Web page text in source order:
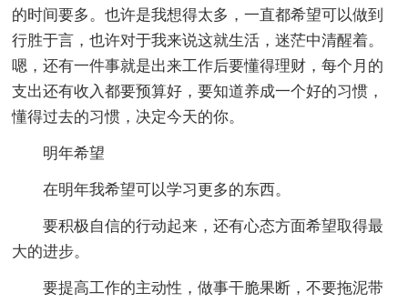
的时间要多。也许是我想得太多，一直都希望可以做到
行胜于言，也许对于我来说这就生活，迷茫中清醒着。
嗯，还有一件事就是出来工作后要懂得理财，每个月的
支出还有收入都要预算好，要知道养成一个好的习惯，
懂得过去的习惯，决定今天的你。
明年希望
在明年我希望可以学习更多的东西。
要积极自信的行动起来，还有心态方面希望取得最
大的进步。
要提高工作的主动性，做事干脆果断，不要拖泥带